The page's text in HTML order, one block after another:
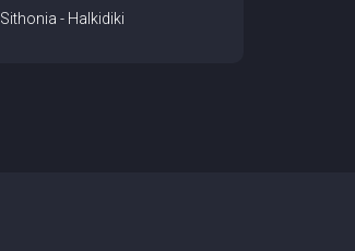
Sithonia - Halkidiki